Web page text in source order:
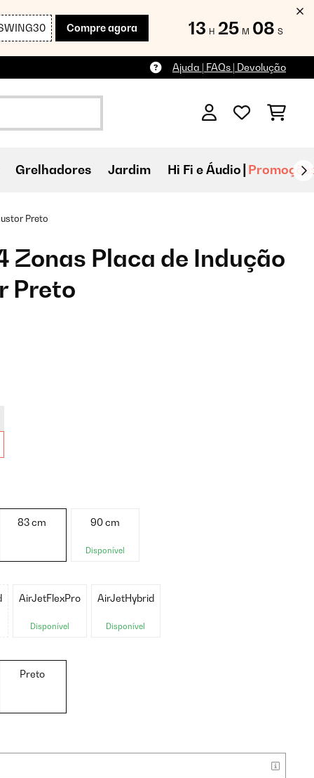
Compre agora 13 H 25 M 06 S
Ajuda | FAQs | Devolução
Grelhadores Jardim Hi Fi e Áudio
Preto
Zonas Placa de Indução
Preto
83 cm 90 cm
Disponível
AirJetFlexPro
Disponível
AirJetHybrid
Disponível
Preto